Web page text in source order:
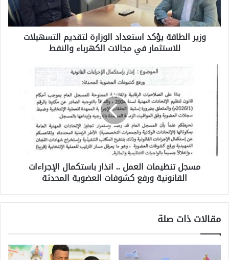
وزير الطاقة يؤكد استعداد الوزارة لتقديم التسهيلات
للاستثمار في مجالات الكهرباء والنفط
مسجل تنظيمات العمل .. انذار باستكمال الإجراءات
القانونية ورفع كشوفات العضوية المحدثة
مقالات ذات صلة